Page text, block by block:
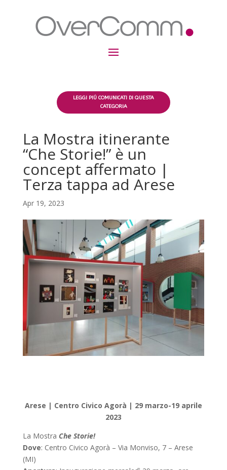
La Mostra itinerante
“Che Storie!” è un
concept affermato |
Terza tappa ad Arese
Apr 19, 2023
Arese | Centro Civico Agorà | 29 marzo-19 aprile
2023
La Mostra Che Storie!
Dove: Centro Civico Agorà – Via Monviso, 7 – Arese
(MI)
LEGGI PIÚ COMUNICATI DI QUESTA
CATEGORIA